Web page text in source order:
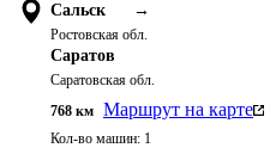
Сальск →
Ростовская обл.
Саратов
Саратовская обл.
768 км Маршрут на карте
Кол-во машин: 1